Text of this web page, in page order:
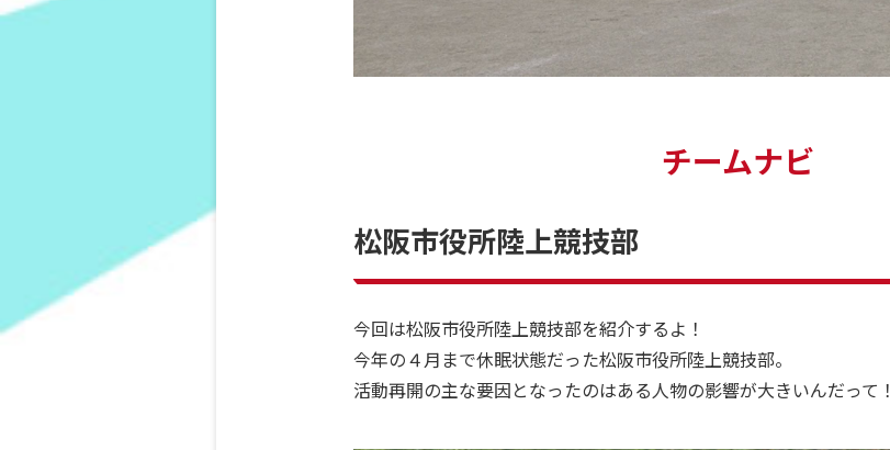
チームナビ
松阪市役所陸上競技部
今回は松阪市役所陸上競技部を紹介するよ！
今年の４月まで休眠状態だった松阪市役所陸上競技部。
活動再開の主な要因となったのはある人物の影響が大きいんだって！